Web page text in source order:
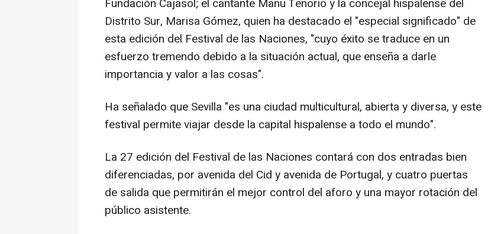
Fundación Cajasol; el cantante Manu Tenorio y la concejal hispalense del
Distrito Sur, Marisa Gómez, quien ha destacado el "especial significado" de
esta edición del Festival de las Naciones, "cuyo éxito se traduce en un
esfuerzo tremendo debido a la situación actual, que enseña a darle
importancia y valor a las cosas".
Ha señalado que Sevilla "es una ciudad multicultural, abierta y diversa, y este
festival permite viajar desde la capital hispalense a todo el mundo".
La 27 edición del Festival de las Naciones contará con dos entradas bien
diferenciadas, por avenida del Cid y avenida de Portugal, y cuatro puertas
de salida que permitirán el mejor control del aforo y una mayor rotación del
público asistente.